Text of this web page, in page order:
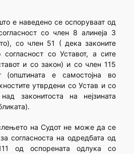
е наведено се оспоруваат од
со член 8 алинеја 3
со член 51 ( дека законите
со Уставот, а сите
и со закон) и со член 115
е самостојна во
утврдени со Устав и со
законитоста на нејзината
на Судот не може да се
согласноста на одредбата од
од оспорената одлука со